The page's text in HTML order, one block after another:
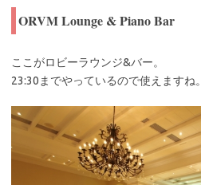
ORVM Lounge & Piano Bar
ここがロビーラウンジ&バー。
23:30までやっているので使えますね。